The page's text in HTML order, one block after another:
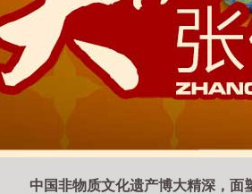
中国非物质文化遗产博大精深，